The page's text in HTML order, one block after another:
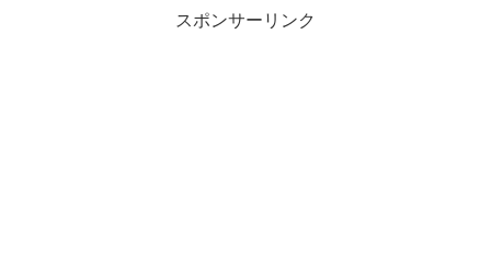
スポンサーリンク